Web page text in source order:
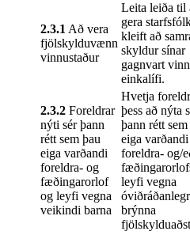
2.3.1Að vera
fjölskylduvænn
vinnustaður
Leita leiða til
gera
kleift að
skyldur sínar
gagnvart
einkalífi.
2.3.2 Foreldrar
nýti sér þann
rétt sem þau
eiga varðandi
foreldra- og
fæðingarorlof
og leyfi vegna
veikindi barna
Hvetja
þess að nýta
þann rétt
eiga varðandi
foreldra- og/
leyfi vegna
brýnna